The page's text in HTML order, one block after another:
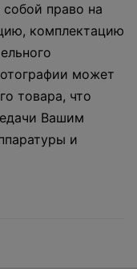
право на
комплектацию
может
товара, что
Вашим
и